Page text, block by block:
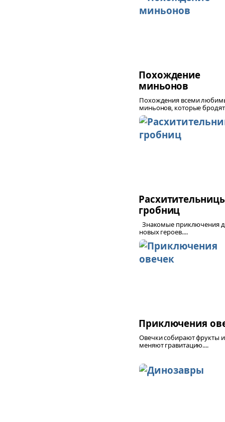
Похождение
миньонов
Похождения всеми
миньонов, которые
гробниц
Знакомые приключения
новых героев....
Приключения
Овечки собирают фрукты и
меняют гравитацию....